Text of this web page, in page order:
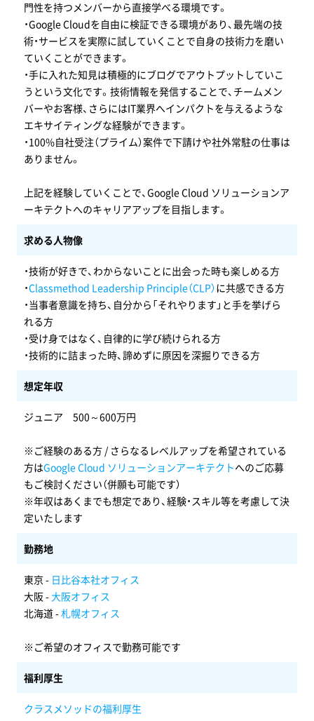
門性を持つメンバーから直接学べる環境です。
・Google Cloudを自由に検証できる環境があり、最先端の技
術・サービスを実際に試していくことで自身の技術力を磨い
ていくことができます。
・手に入れた知見は積極的にブログでアウトプットしていこ
うという文化です。技術情報を発信することで、チームメン
バーやお客様、さらにはIT業界へインパクトを与えるような
エキサイティングな経験ができます。
・100%自社受注（プライム）案件で下請けや社外常駐の仕事は
ありません。
上記を経験していくことで、Google Cloud ソリューションア
ーキテクトへのキャリアアップを目指します。
求める人物像
・技術が好きで、わからないことに出会った時も楽しめる方
・Classmethod Leadership Principle（CLP） に共感できる方
・当事者意識を持ち、自分から「それやります」と手を挙げら
れる方
・受け身ではなく、自律的に学び続けられる方
・技術的に詰まった時、諦めずに原因を深掘りできる方
想定年収
ジュニア 500～600万円
※ご経験のある方 / さらなるレベルアップを希望されている
方はGoogle Cloud ソリューションアーキテクトへのご応募
もご検討ください（併願も可能です）
※年収はあくまでも想定であり、経験・スキル等を考慮して決
定いたします
勤務地
東京 - 日比谷本社オフィス
大阪 - 大阪オフィス
北海道 -札幌オフィス
※ご希望のオフィスで勤務可能です
福利厚生
クラスメソッドの福利厚生